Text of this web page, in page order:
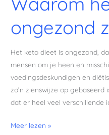
ongezond
Het keto dieet is ongezond,
mensen om je heen en
voedingsdeskundigen en
zo’n zienswijze op
dat er heel veel
Meer lezen »